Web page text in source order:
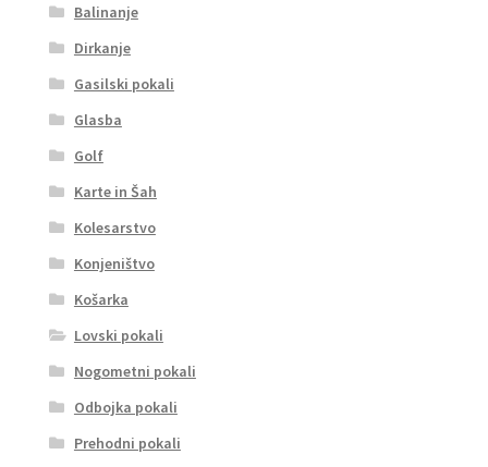
Balinanje
Dirkanje
Gasilski pokali
Glasba
Golf
Karte in Šah
Kolesarstvo
Konjeništvo
Košarka
Lovski pokali
Nogometni pokali
Odbojka pokali
Prehodni pokali